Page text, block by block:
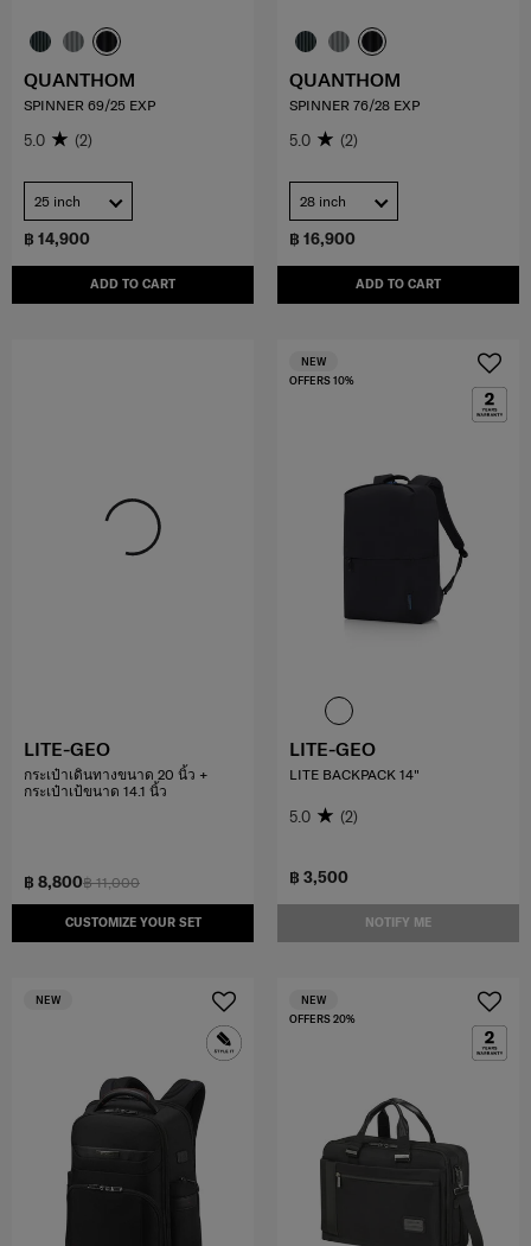
฿ 14,900
ADD TO CART
QUANTHOM
SPINNER 69/25 EXP
5.0 (2)
25 inch
฿ 16,900
ADD TO CART
QUANTHOM
SPINNER 76/28 EXP
5.0 (2)
28 inch
฿ 11,000
฿ 8,800
CUSTOMIZE YOUR SET
LITE-GEO
กระเป๋าเดินทางขนาด 20 นิ้ว +
กระเป๋าเป้ขนาด 14.1 นิ้ว
฿ 3,500
NOTIFY ME
OFFERS 10%
NEW
LITE-GEO
LITE BACKPACK 14"
5.0 (2)
NEW
OFFERS 20%
NEW